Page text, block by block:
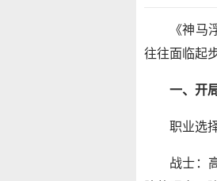
《神马
往往面临起
一、开
职业选
战士：